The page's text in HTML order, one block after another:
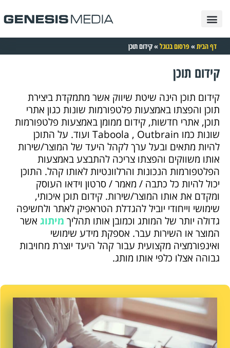
דף הבית »פרסום בגוגל »קידום תוכן
קידום תוכן
קידום תוכן הינה שיטת שיווק אשר מתמקדת ביצירת
תוכן והפצתו באמצעות פלטפורמות שונות כגון אתרי
תוכן, אתרי חדשות, קידום ממומן באמצעות פלטפורמות
שונות כמו Taboola , Outbrain ועוד. על התוכן
להיות מתאים ובעל ערך לקהל היעד של המוצר/שירות
אותו משווקים והפצתו צריכה להתבצע באמצעות
הפלטפורמות הנכונות והרלוונטיות לאותו קהל. התוכן
יכול להיות כל כתבה / מאמר / סרטון וידאו העוסק
ומקדם את אותו המוצר/שירות. קידום תוכן איכותי,
שימושי וייחודי יוביל להגדלת הטראפיק לאתר ולחשיפה
גדולה יותר של המותג וכמובן אותו תהליך מיתוג אשר
המוצר או השירות עבר. אספקת מידע שימושי
ואינפורמציה מקצועית עבור קהל היעד יוצרת מחויבות
גבוהה אצלו כלפי אותו מותג.